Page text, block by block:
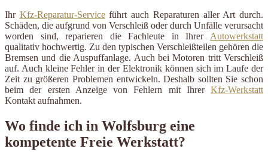
Ihr Kfz-Reparatur-Serviceführt auch Reparaturen aller Art durch.
Schäden, die aufgrund von Verschleiß oder durch Unfälle verursacht
worden sind, reparieren die Fachleute in Ihrer Autowerkstatt
qualitativ hochwertig. Zu den typischen Verschleißteilen gehören die
Bremsen und die Auspuffanlage. Auch bei Motoren tritt Verschleiß
auf. Auch kleine Fehler in der Elektronik können sich im Laufe der
Zeit zu größeren Problemen entwickeln. Deshalb sollten Sie schon
beim der ersten Anzeige von Fehlern mit Ihrer Kfz-Werkstatt
Kontakt aufnahmen.
Wo finde ich in Wolfsburg eine
kompetente Freie Werkstatt?